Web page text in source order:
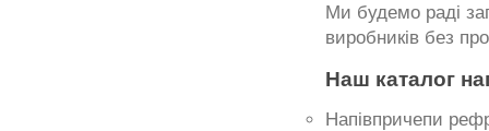
Ми будемо раді
виробників без
Наш каталог
Напівпричепи